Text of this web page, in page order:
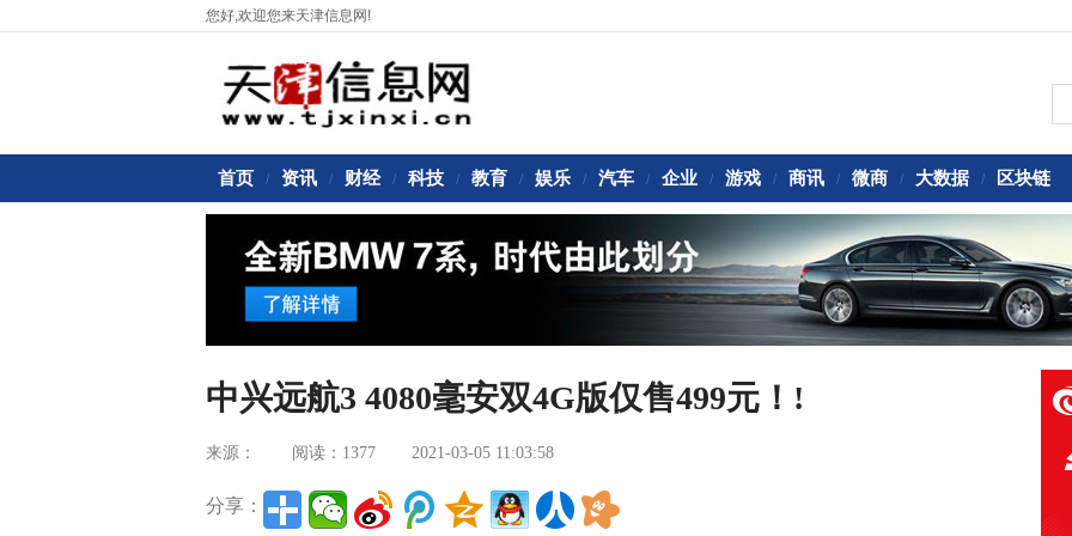
您好,欢迎您来天津信息网!
首页 / 资讯 / 财经 / 科技 / 教育 / 娱乐 / 汽车 / 企业 / 游戏 / 商讯 / 微商 / 大数据 / 区块链
中兴远航3 4080毫安双4G版仅售499元！!
来源： 阅读：1377 2021-03-05 11:03:58
分享：